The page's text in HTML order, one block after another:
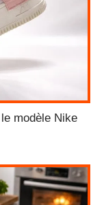
modèle Nike